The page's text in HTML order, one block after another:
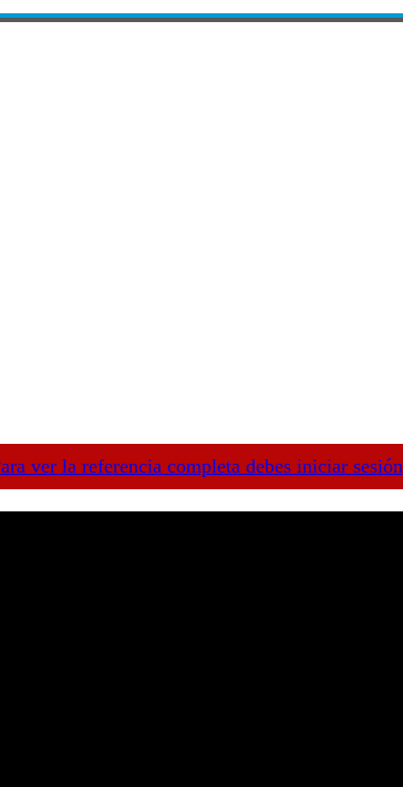
ver la referencia completa debes iniciar sesión